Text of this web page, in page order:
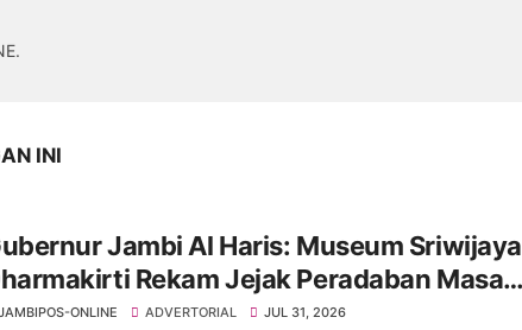
INI
Jambi Al Haris: Museum Sriwijaya
Rekam Jejak Peradaban Masa
Provinsi Jambi Secara Utuh
ONLINE ADVERTORIAL JUL 31, 2026